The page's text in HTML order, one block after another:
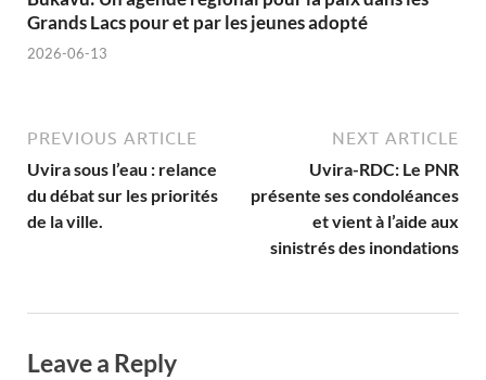
Grands Lacs pour et par les jeunes adopté
2026-06-13
PREVIOUS ARTICLE
Uvira sous l’eau : relance
du débat sur les priorités
de la ville.
NEXT ARTICLE
Uvira-RDC: Le PNR
présente ses condoléances
et vient à l’aide aux
sinistrés des inondations
Leave a Reply